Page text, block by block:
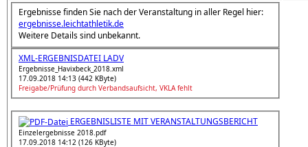
Ergebnisse finden Sie nach der Veranstaltung in aller Regel hier:
ergebnisse.leichtathletik.de
Weitere Details sind unbekannt.
XML-ERGEBNISDATEI LADV
Ergebnisse_Havixbeck_2018.xml
17.09.2018 14:13 (442 KByte)
Freigabe/Prüfung durch Verbandsaufsicht, VKLA fehlt
ERGEBNISLISTE MIT VERANSTALTUNGSBERICHT
Einzelergebnisse 2018.pdf
17.09.2018 14:12 (126 KByte)